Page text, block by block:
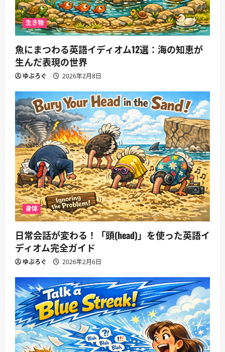
生き物
魚にまつわる英語イディオム12選：海の知恵が
生んだ表現の世界
ゆぶろぐ 2026年2月8日
身体
日常会話が変わる！「頭(head)」を使った英語イ
ディオム完全ガイド
ゆぶろぐ 2026年2月6日